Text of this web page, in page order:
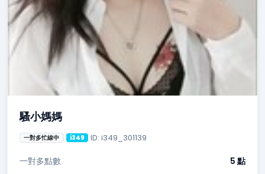
騷小媽媽
一對多忙線中 i349 ID: i349_301139
一對多點數 5 點